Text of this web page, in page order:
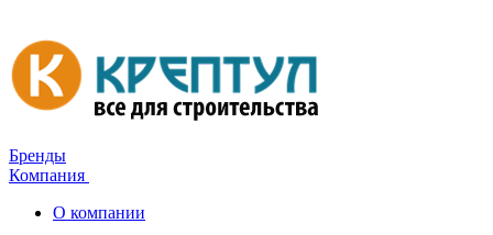
Бренды
Компания
О компании